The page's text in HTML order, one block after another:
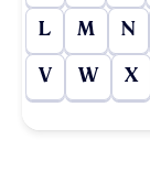
L M N
V W X